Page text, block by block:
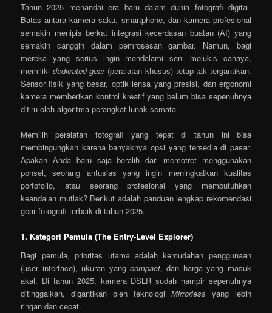
Tahun 2025 menandai era baru dalam dunia fotografi digital.
Batas antara kamera saku, smartphone, dan kamera profesional
semakin menipis berkat integrasi kecerdasan buatan (AI) yang
semakin canggih dalam pemrosesan gambar. Namun, bagi
mereka yang serius ingin mendalami seni melukis cahaya,
memiliki dedicated gear(peralatan khusus) tetap tak tergantikan.
Sensor fisik yang besar, optik lensa yang presisi, dan ergonomi
kamera memberikan kontrol kreatif yang belum bisa sepenuhnya
ditiru oleh algoritma perangkat lunak semata.
Memilih peralatan fotografi yang tepat di tahun ini bisa
membingungkan karena banyaknya opsi yang tersedia di pasar.
Apakah Anda baru saja beralih dari memotret menggunakan
ponsel, seorang antusias yang ingin meningkatkan kualitas
portofolio, atau seorang profesional yang membutuhkan
keandalan mutlak? Berikut adalah panduan lengkap rekomendasi
gear fotografi terbaik di tahun 2025.
1. Kategori Pemula (The Entry-Level Explorer)
Bagi pemula, prioritas utama adalah kemudahan penggunaan
(user interface), ukuran yang compact, dan harga yang masuk
akal. Di tahun 2025, kamera DSLR sudah hampir sepenuhnya
ditinggalkan, digantikan oleh teknologi Mirrorless yang lebih
ringan dan cepat.